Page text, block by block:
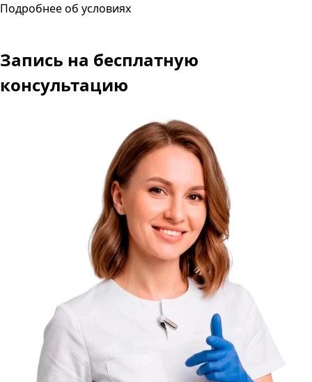
Подробнее об условиях
Запись на бесплатную
консультацию